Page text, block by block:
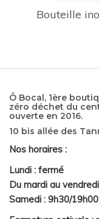
Bouteille
Ô Bocal, 1ère
zéro déchet du
ouverte en 2016.
10 bis allée des
Nos horaires :
Lundi : fermé
Du mardi au
Samedi : 9h30/